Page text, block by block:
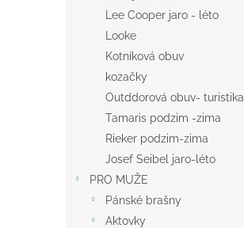
Lee Cooper jaro - léto
Looke
Kotníková obuv
kozačky
Outddorová obuv- turistika
Tamaris podzim -zima
Rieker podzim-zima
Josef Seibel jaro-léto
PRO MUŽE
Pánské brašny
Aktovky